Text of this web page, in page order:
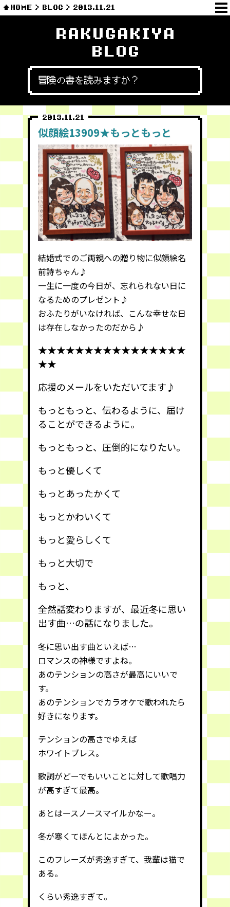
HOME BLOG 2013.11.21
RAKUGAKIYA
BLOG
冒険の書を読みますか？
2013.11.21
似顔絵13909★もっともっと
結婚式でのご両親への贈り物に似顔絵名
前詩ちゃん ♪
一生に一度の今日が、忘れられない日に
なるためのプレゼント ♪
おふたりがいなければ、こんな幸せな日
は存在しなかったのだから♪
★★★★★★★★★★★★★★★★
★★
応援のメールをいただいてます♪
もっともっと、伝わるように、届け
ることができるように。
もっともっと、圧倒的になりたい。
もっと優しくて
もっとあったかくて
もっとかわいくて
もっと愛らしくて
もっと大切で
もっと、
全然話変わりますが、最近冬に思い
出す曲…の話になりました。
冬に思い出す曲といえば…
ロマンスの神様ですよね。
あのテンションの高さが最高にいいで
す。
あのテンションでカラオケで歌われたら
好きになります。
テンションの高さでゆえば
ホワイトブレス。
歌詞がどーでもいいことに対して歌唱力
が高すぎて最高。
あとはースノースマイルかなー。
冬が寒くてほんとによかった。
このフレーズが秀逸すぎて、 我輩は猫で
ある。
くらい秀逸すぎて。